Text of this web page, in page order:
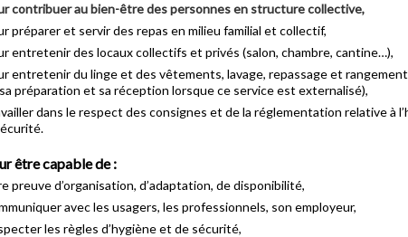
contribuer au bien-êtredes personnes en structure collective,
préparer et servir des repas en milieu familial et collectif,
entretenir des locaux collectifs et privés (salon, chambre, cantine…),
entretenir du linge et des vêtements, lavage, repassage et
préparation et sa réception lorsque ce service est externalisé),
dans le respect des consignes et de la réglementation relative à
être capable de :
preuve d’organisation, d’adaptation, de disponibilité,
avec les usagers, les professionnels, son employeur,
les règles d’hygiène et de sécurité,